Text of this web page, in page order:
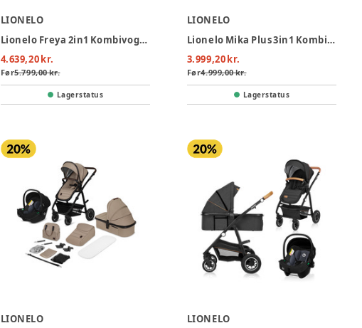
LIONELO
Lionelo Freya 2in1 Kombivogn - Brown Chocolate
4.639,20 kr.
Før5.799,00 kr.
Lagerstatus
LIONELO
Lionelo Mika Plus 3in1 Kombivogn - Black Onyx
3.999,20 kr.
Før4.999,00 kr.
Lagerstatus
LIONELO
LIONELO